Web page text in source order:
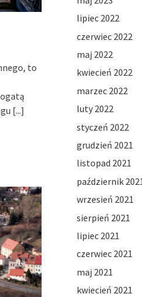
to
[...]
lipiec 2022
czerwiec 2022
maj 2022
kwiecień 2022
marzec 2022
luty 2022
styczeń 2022
grudzień 2021
listopad 2021
październik
wrzesień 2021
sierpień 2021
lipiec 2021
czerwiec 2021
maj 2021
kwiecień 2021